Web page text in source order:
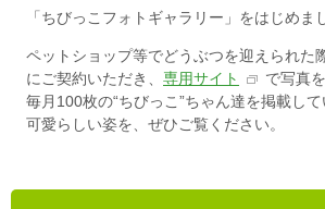
「ちびっこフォトギャラリー」をはじめま
ペットショップ等でどうぶつを迎えられた
にご契約いただき、 専用サイト
で写真
毎月100枚の“ちびっこ”ちゃん達を掲載して
可愛らしい姿を、ぜひご覧ください。